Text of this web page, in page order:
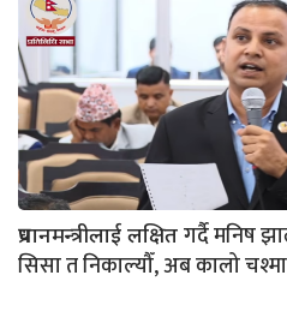
प्रधानमन्त्रीलाई लक्षित गर्दै मनिष
सिसा त निकाल्यौँ, अब कालो